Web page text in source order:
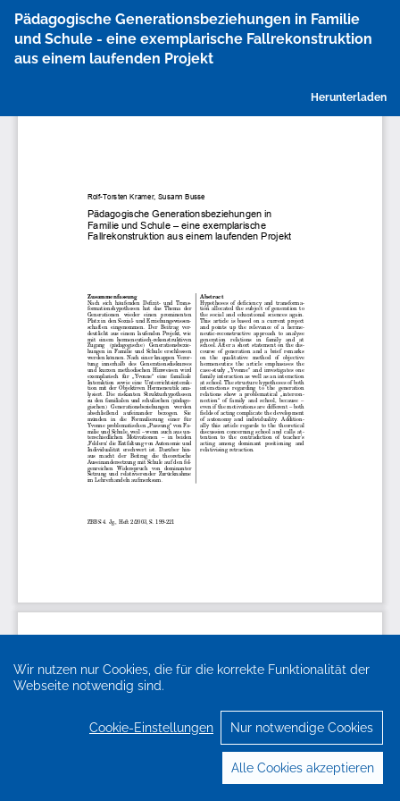
Wir nutzen nur Cookies, die für die korrekte Funktionalität der
Webseite notwendig sind.
Cookie-Einstellungen Nur notwendige Cookies
Alle Cookies akzeptieren
Artikeldetails
zurückkehren
Pädagogische Generationsbeziehungen in Familie
und Schule - eine exemplarische Fallrekonstruktion
aus einem laufenden Projekt
Herunterladen